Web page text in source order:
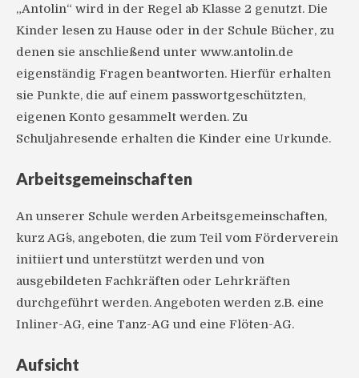
„Antolin“ wird in der Regel ab Klasse 2 genutzt. Die
Kinder lesen zu Hause oder in der Schule Bücher, zu
denen sie anschließend unter www.antolin.de
eigenständig Fragen beantworten. Hierfür erhalten
sie Punkte, die auf einem passwortgeschützten,
eigenen Konto gesammelt werden. Zu
Schuljahresende erhalten die Kinder eine Urkunde.
Arbeitsgemeinschaften
An unserer Schule werden Arbeitsgemeinschaften,
kurz AG´s, angeboten, die zum Teil vom Förderverein
initiiert und unterstützt werden und von
ausgebildeten Fachkräften oder Lehrkräften
durchgeführt werden. Angeboten werden z.B. eine
Inliner-AG, eine Tanz-AG und eine Flöten-AG.
Aufsicht